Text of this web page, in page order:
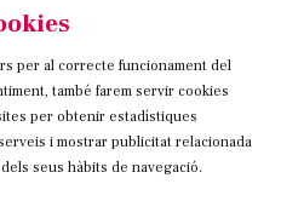
de Cookies Contacteu
a instagram
Link a twitter
Link a facebook
per al correcte funcionament del
també farem servir cookies
per obtenir estadístiques
i mostrar publicitat relacionada
seus hàbits de navegació.